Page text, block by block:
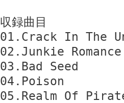
収録曲目
01.Crack In The
02.Junkie Romance
03.Bad Seed
04.Poison
05.Realm Of